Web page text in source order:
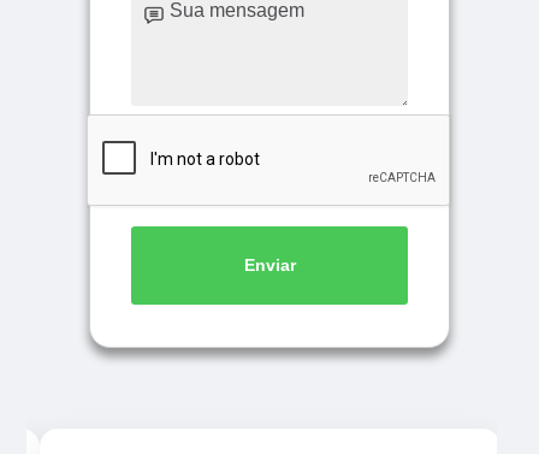
Enviar